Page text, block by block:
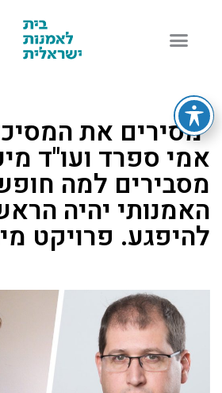
"מסירים את
אמי ספרד ועו"ד
מסבירים למה
האמנותי יהיה
להיפגע. פרויקט